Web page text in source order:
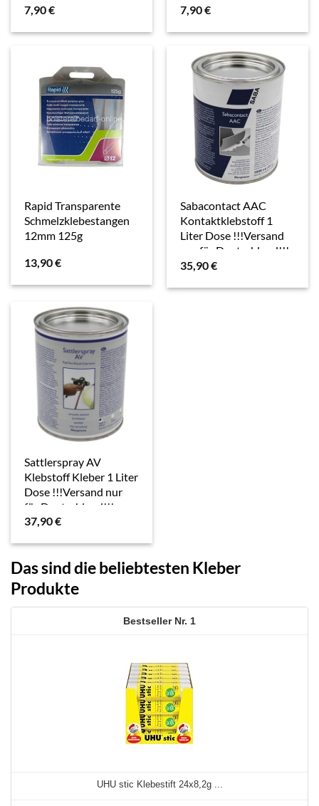
7,90€
7,90€
Rapid Transparente
Schmelzklebestangen
12mm 125g
13,90€
Sabacontact AAC
Kontaktklebstoff 1
Liter Dose !!!Versand
nur für Deutschland!!!
35,90€
Sattlerspray AV
Klebstoff Kleber 1 Liter
Dose !!!Versand nur
für Deutschland!!!
37,90€
Das sind die beliebtesten Kleber
Produkte
1
UHU stic Klebestift 24x8,2g ...